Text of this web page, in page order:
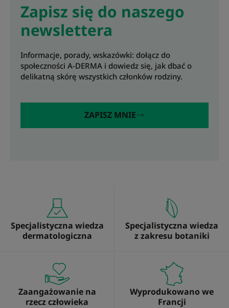
Zapisz się do naszego
newslettera
Informacje, porady, wskazówki: dołącz do
społeczności A-DERMA i dowiedz się, jak dbać o
delikatną skórę wszystkich członków rodziny.
ZAPISZ MNIE
Specjalistyczna wiedza
dermatologiczna
Specjalistyczna wiedza
z zakresu botaniki
Zaangażowanie na
rzecz człowieka
Wyprodukowano we
Francji